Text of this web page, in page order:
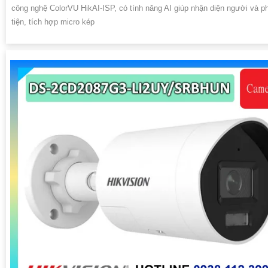
công nghệ ColorVU HikAI-ISP, có tính năng AI giúp nhận diện người và
tiện, tích hợp micro kép